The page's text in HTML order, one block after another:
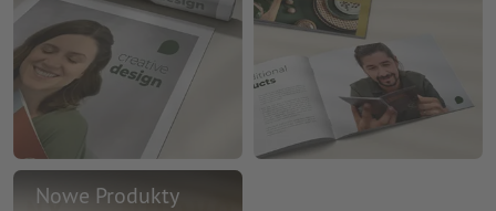
Nowe Produkty